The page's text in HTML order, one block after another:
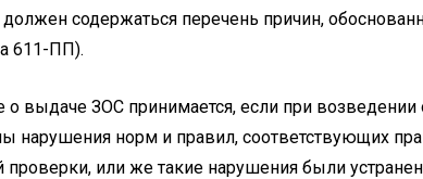
должен содержаться перечень причин,
611-ПП).
выдаче ЗОС принимается, если при возведении
нарушения норм и правил, соответствующих
проверки, или же такие нарушения были